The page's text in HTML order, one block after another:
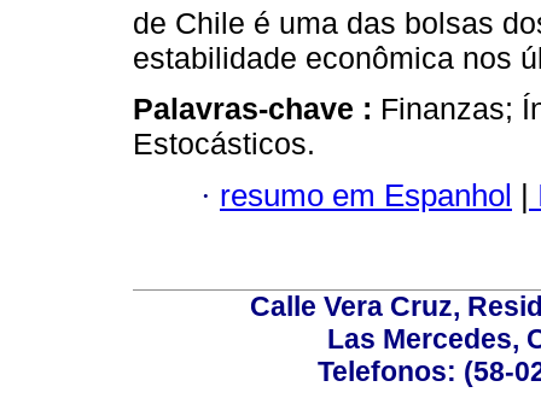
de Chile é uma das bolsas
estabilidade econômica nos
Palavras-chave : Finanzas;
Estocásticos.
· resumo em Espanhol |
Calle Vera Cruz,
Las Mercedes,
Telefonos: (58-